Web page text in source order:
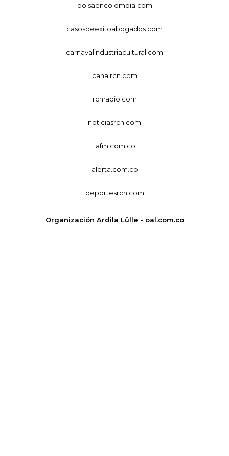
bolsaencolombia.com
casosdeexitoabogados.com
carnavalindustriacultural.com
canalrcn.com
rcnradio.com
noticiasrcn.com
lafm.com.co
alerta.com.co
deportesrcn.com
Organización Ardila Lülle - oal.com.co